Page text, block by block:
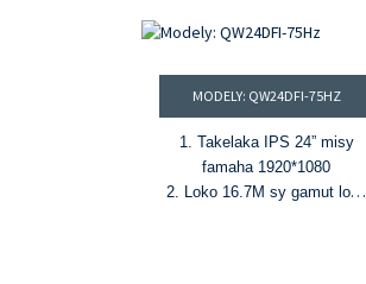
MODELY: QW24DFI-75HZ
1. Takelaka IPS 24” misy
famaha 1920*1080
2. Loko 16.7M sy gamut loko